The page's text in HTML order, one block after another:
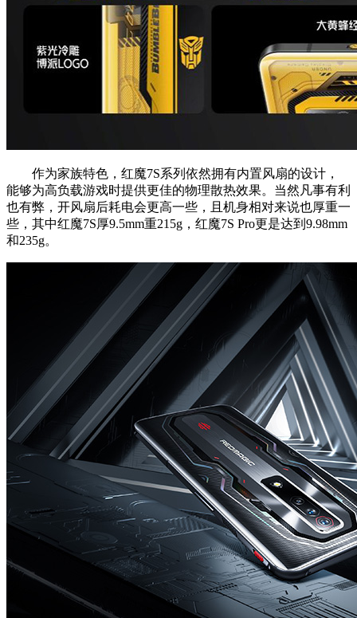
作为家族特色，红魔7S系列依然拥有内置风扇的设计，
能够为高负载游戏时提供更佳的物理散热效果。当然凡事有利
也有弊，开风扇后耗电会更高一些，且机身相对来说也厚重一
些，其中红魔7S厚9.5mm重215g，红魔7S Pro更是达到9.98mm
和235g。